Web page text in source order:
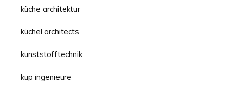
küche architektur
küchel architects
kunststofftechnik
kup ingenieure